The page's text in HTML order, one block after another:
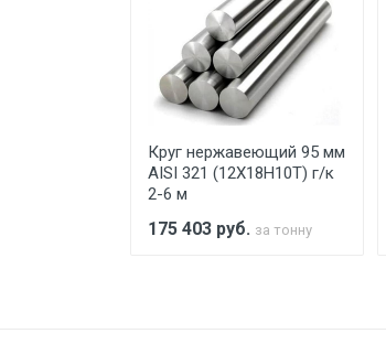
Уведомление об
При доставке
предоставляется
Стоимость
Круг нержавеющий 95 мм
AISI 321 (12Х18Н10Т) г/к
2-6 м
175 403 руб. за тонну